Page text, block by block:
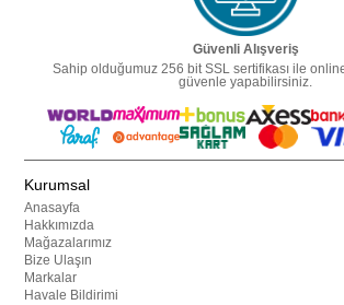
Güvenli Alışveriş
Sahip olduğumuz 256 bit SSL sertifikası ile
güvenle yapabilirsiniz.
Kurumsal
Anasayfa
Hakkımızda
Mağazalarımız
Bize Ulaşın
Markalar
Havale Bildirimi